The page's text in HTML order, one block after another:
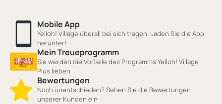
Mobile App
Yelloh! Village überall bei sich tragen. Laden Sie die App
herunter!
Mein Treueprogramm
Sie werden die Vorteile des Programms Yelloh! Village
Plus lieben
Bewertungen
Noch unentschieden? Sehen Sie die Bewertungen
unserer Kunden ein